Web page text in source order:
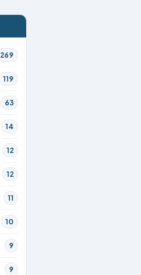
269
119
63
14
12
12
11
10
9
9